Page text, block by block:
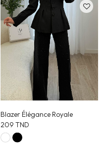
Blazer Élégance Royale
209 TND